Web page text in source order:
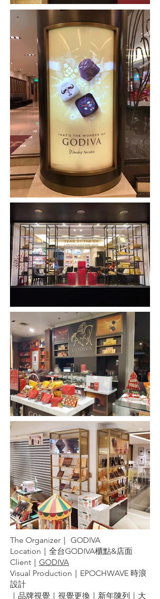
The Organizer｜ GODIVA
Location｜全台GODIVA櫃點&店面
Client｜ GODIVA
Visual Production｜EPOCHWAVE 時浪
設計
｜品牌視覺｜視覺更換｜新年陳列｜大